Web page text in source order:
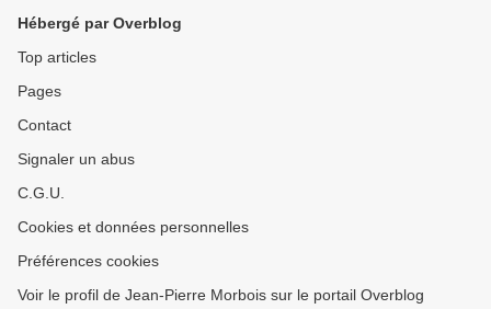
Hébergé par Overblog
Top articles
Pages
Contact
Signaler un abus
C.G.U.
Cookies et données personnelles
Préférences cookies
Voir le profil de Jean-Pierre Morbois sur le portail Overblog